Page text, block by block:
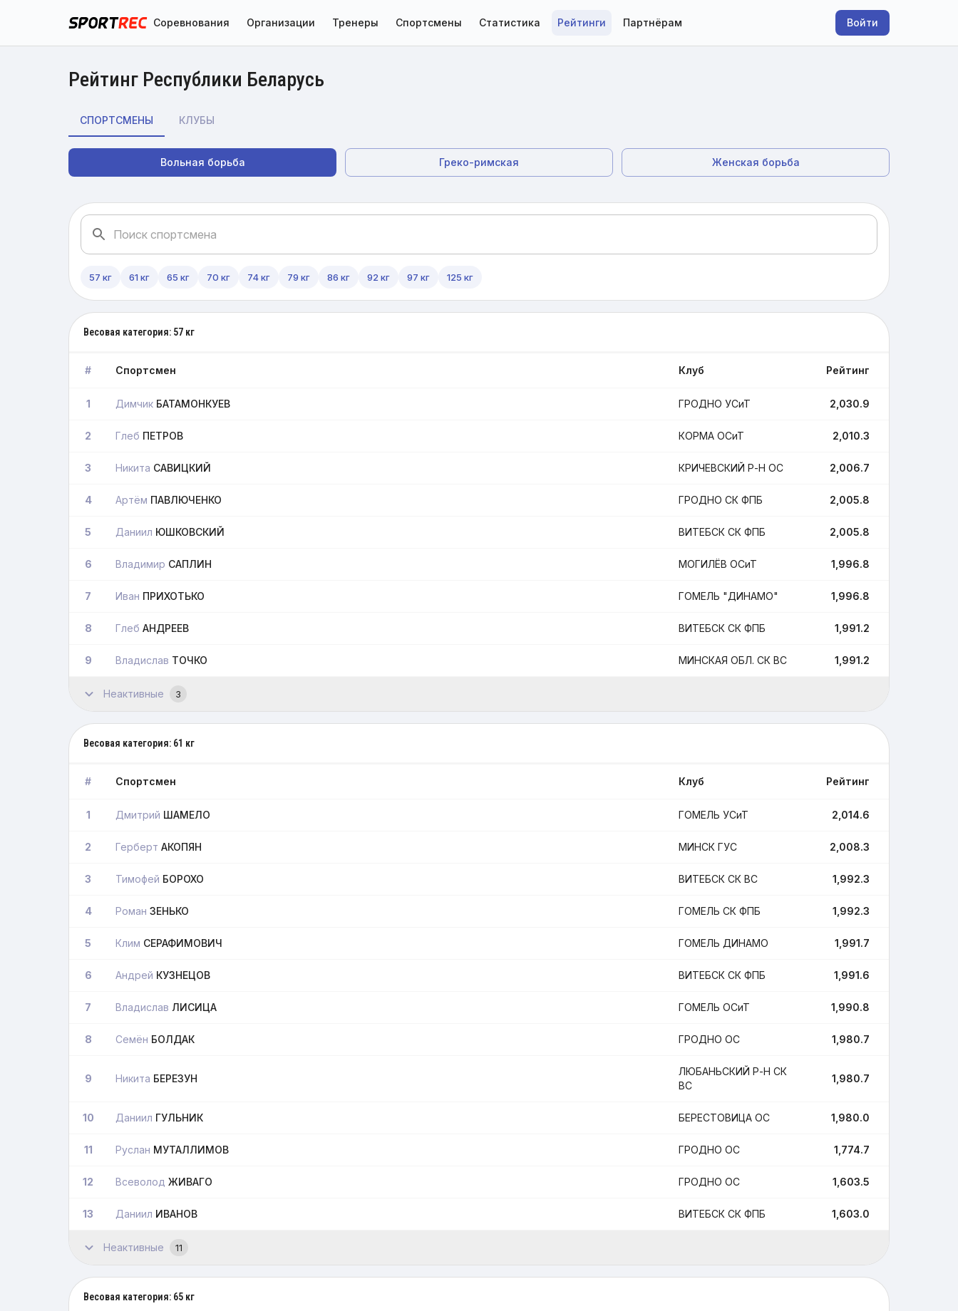
Соревнования Организации Тренеры Спортсмены Статистика Рейтинги Партнёрам Войти
Рейтинг Республики Беларусь
СПОРТСМЕНЫ КЛУБЫ
Вольная борьба Греко-римская Женская борьба
57 кг 61 кг 65 кг 70 кг 74 кг 79 кг 86 кг 92 кг 97 кг 125 кг
Весовая категория: 57 кг
# Спортсмен Клуб Рейтинг
1 Димчик БАТАМОНКУЕВ ГРОДНО УСиТ 2,030.9
2 Глеб ПЕТРОВ КОРМА ОСиТ 2,010.3
3 Никита САВИЦКИЙ КРИЧЕВСКИЙ Р-Н ОС 2,006.7
4 Артём ПАВЛЮЧЕНКО ГРОДНО СК ФПБ 2,005.8
5 Даниил ЮШКОВСКИЙ ВИТЕБСК СК ФПБ 2,005.8
6 Владимир САПЛИН МОГИЛЁВ ОСиТ 1,996.8
7 Иван ПРИХОТЬКО ГОМЕЛЬ "ДИНАМО" 1,996.8
8 Глеб АНДРЕЕВ ВИТЕБСК СК ФПБ 1,991.2
9 Владислав ТОЧКО МИНСКАЯ ОБЛ. СК ВС 1,991.2
Неактивные 3
Весовая категория: 61 кг
# Спортсмен Клуб Рейтинг
1 Дмитрий ШАМЕЛО ГОМЕЛЬ УСиТ 2,014.6
2 Герберт АКОПЯН МИНСК ГУС 2,008.3
3 Тимофей БОРОХО ВИТЕБСК СК ВС 1,992.3
4 Роман ЗЕНЬКО ГОМЕЛЬ СК ФПБ 1,992.3
5 Клим СЕРАФИМОВИЧ ГОМЕЛЬ ДИНАМО 1,991.7
6 Андрей КУЗНЕЦОВ ВИТЕБСК СК ФПБ 1,991.6
7 Владислав ЛИСИЦА ГОМЕЛЬ ОСиТ 1,990.8
8 Семён БОЛДАК ГРОДНО ОС 1,980.7
9 Никита БЕРЕЗУН
ЛЮБАНЬСКИЙ Р-Н СК
ВС
1,980.7
10 Даниил ГУЛЬНИК БЕРЕСТОВИЦА ОС 1,980.0
11 Руслан МУТАЛЛИМОВ ГРОДНО ОС 1,774.7
12 Всеволод ЖИВАГО ГРОДНО ОС 1,603.5
13 Даниил ИВАНОВ ВИТЕБСК СК ФПБ 1,603.0
Неактивные 11
Весовая категория: 65 кг